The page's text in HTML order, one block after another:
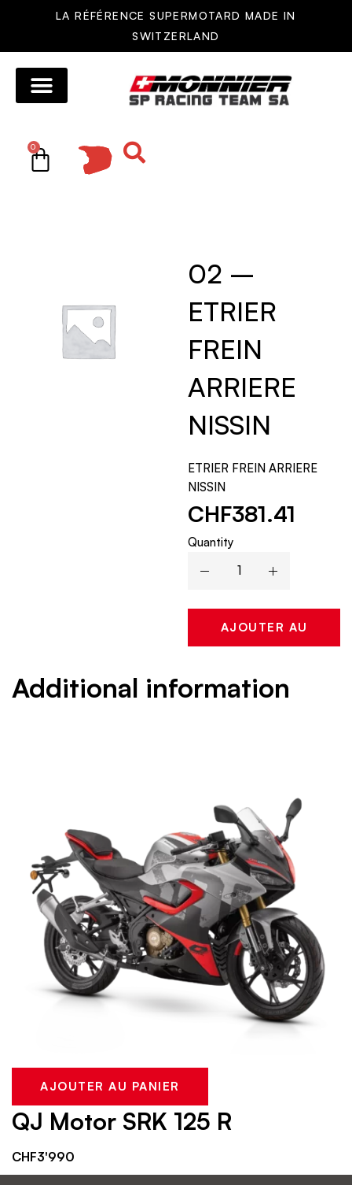
LA RÉFÉRENCE SUPERMOTARD MADE IN
SWITZERLAND
0
02 –
ETRIER
FREIN
ARRIERE
NISSIN
ETRIER FREIN ARRIERE
NISSIN
CHF381.41
Quantity
AJOUTER AU
Additional information
AJOUTER AU PANIER
QJ Motor SRK 125 R
CHF3'990